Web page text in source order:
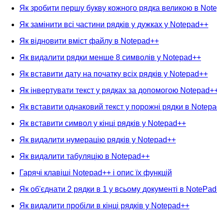
Як зробити першу букву кожного рядка великою в
Як замінити всі частини рядків у дужках у Notepad++
Як відновити вміст файлу в Notepad++
Як видалити рядки менше 8 символів у Notepad++
Як вставити дату на початку всіх рядків у Notepad++
Як інвертувати текст у рядках за допомогою
Як вставити однаковий текст у порожні рядки в
Як вставити символ у кінці рядків у Notepad++
Як видалити нумерацію рядків у Notepad++
Як видалити табуляцію в Notepad++
Гарячі клавіші Notepad++ і опис їх функцій
Як об'єднати 2 рядки в 1 у всьому документі в
Як видалити пробіли в кінці рядків у Notepad++